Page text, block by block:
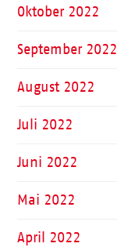
Oktober 2022
September 2022
August 2022
Juli 2022
Juni 2022
Mai 2022
April 2022